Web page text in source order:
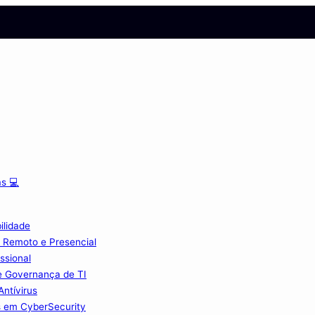
💻
e Presencial
Governança de TI
CyberSecurity